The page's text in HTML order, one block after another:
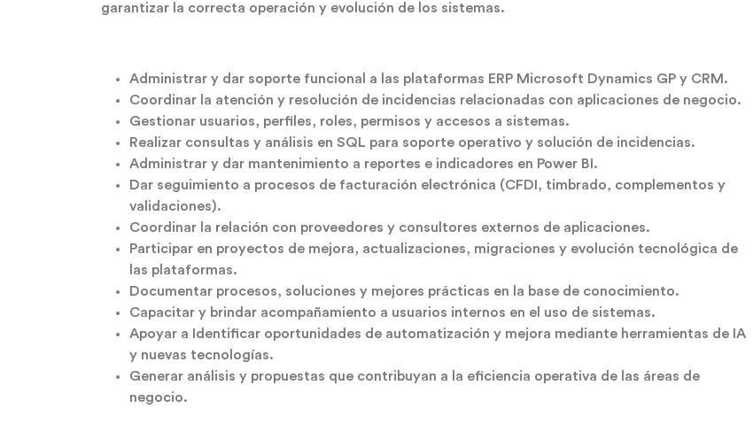
garantizar la correcta operación y evolución de los sistemas.
Administrar y dar soporte funcional a las plataformas ERP Microsoft Dynamics GP y CRM.
Coordinar la atención y resolución de incidencias relacionadas con aplicaciones de negocio.
Gestionar usuarios, perfiles, roles, permisos y accesos a sistemas.
Realizar consultas y análisis en SQL para soporte operativo y solución de incidencias.
Administrar y dar mantenimiento a reportes e indicadores en Power BI.
Dar seguimiento a procesos de facturación electrónica (CFDI, timbrado, complementos y
validaciones).
Coordinar la relación con proveedores y consultores externos de aplicaciones.
Participar en proyectos de mejora, actualizaciones, migraciones y evolución tecnológica de
las plataformas.
Documentar procesos, soluciones y mejores prácticas en la base de conocimiento.
Capacitar y brindar acompañamiento a usuarios internos en el uso de sistemas.
Apoyar a Identificar oportunidades de automatización y mejora mediante herramientas de IA
y nuevas tecnologías.
Generar análisis y propuestas que contribuyan a la eficiencia operativa de las áreas de
negocio.